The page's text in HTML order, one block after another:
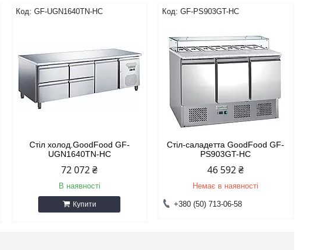
GF-UGN1640TN-HC
Стіл холод.GoodFood GF-
UGN1640TN-HC
72 072 ₴
В наявності
Купити
GF-PS903GT-HC
Стіл-саладетта GoodFood GF-
PS903GT-HC
46 592 ₴
Немає в наявності
+380 (50) 713-06-58